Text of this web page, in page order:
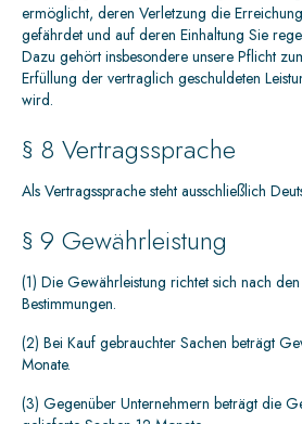
ermöglicht, deren Verletzung die
gefährdet und auf deren Einhaltung Sie
Dazu gehört insbesondere unsere Pflicht
Erfüllung der vertraglich geschuldeten
wird.
§ 8 Vertragssprache
Als Vertragssprache steht ausschließlich
§ 9 Gewährleistung
(1) Die Gewährleistung richtet sich nach
Bestimmungen.
(2) Bei Kauf gebrauchter Sachen beträgt
Monate.
(3) Gegenüber Unternehmern beträgt die